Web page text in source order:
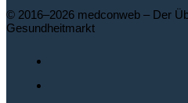
© 2016–2026 medconweb – Der
Gesundheitmarkt